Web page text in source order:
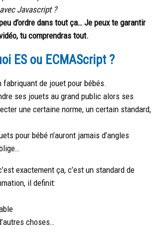
Javascript ?
d’ordre dans tout ça… Je peux te garantir
tu comprendras tout.
ES ou ECMAScript ?
fabriquant de jouet pour bébés.
ses jouets au grand public alors ses
une certaine norme, un certain standard,
pour bébé n’auront jamais d’angles
exactement ça, c’est un standard de
il definit:
choses…